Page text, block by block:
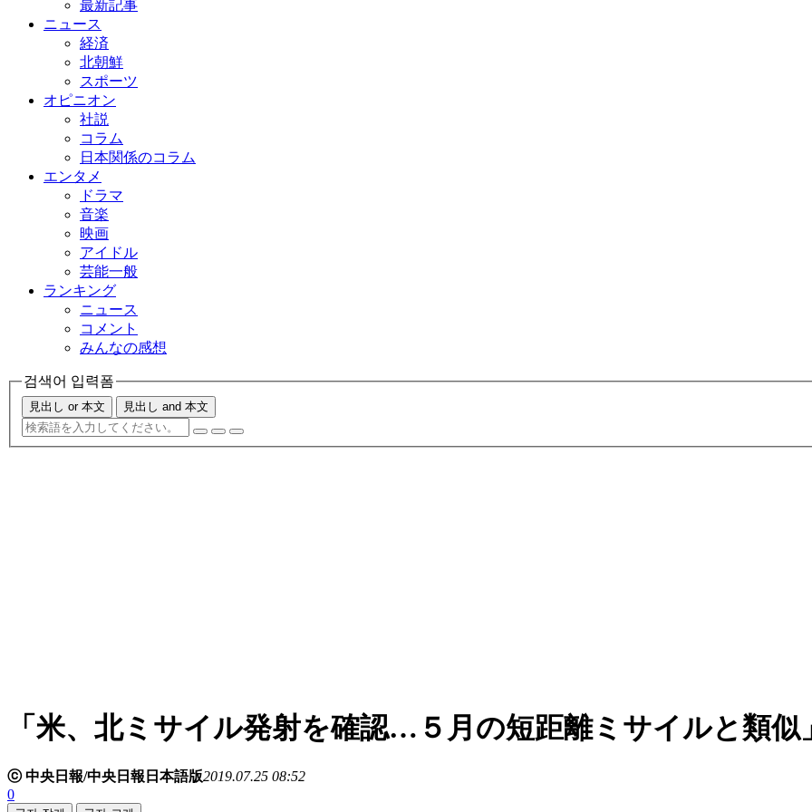
最新記事
ニュース
経済
北朝鮮
スポーツ
オピニオン
社説
コラム
日本関係のコラム
エンタメ
ドラマ
音楽
映画
アイドル
芸能一般
ランキング
ニュース
コメント
みんなの感想
검색어 입력폼
見出し or 本文 見出し and 本文
「米、北ミサイル発射を確認…５月の短距離ミサイルと類似
ⓒ 中央日報/中央日報日本語版2019.07.25 08:52
0